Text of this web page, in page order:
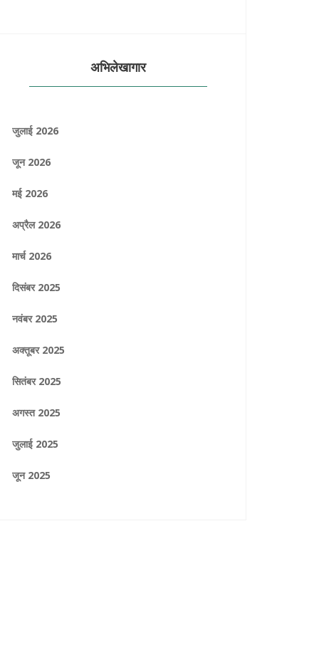
अभिलेखागार
जुलाई 2026
जून 2026
मई 2026
अप्रैल 2026
मार्च 2026
दिसंबर 2025
नवंबर 2025
अक्तूबर 2025
सितंबर 2025
अगस्त 2025
जुलाई 2025
जून 2025